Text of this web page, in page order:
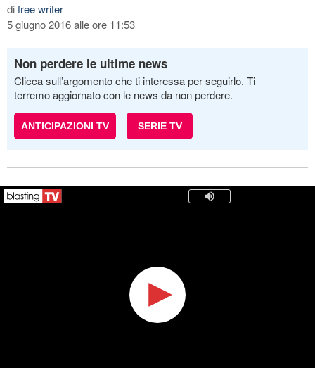
difree writer
5 giugno 2016 alle ore 11:53
Non perdere le ultime news
Clicca sull’argomento che ti interessa per seguirlo. Ti
terremo aggiornato con le news da non perdere.
ANTICIPAZIONI TV SERIE TV